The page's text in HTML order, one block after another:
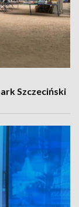
Szczeciński